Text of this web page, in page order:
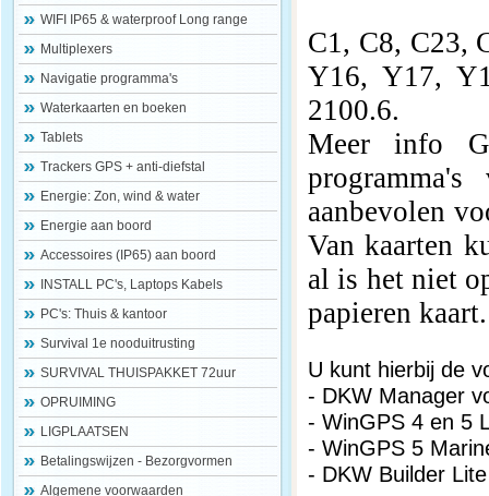
WIFI IP65 & waterproof Long range
Multiplexers
Navigatie programma's
Waterkaarten en boeken
Tablets
Trackers GPS + anti-diefstal
Energie: Zon, wind & water
Energie aan boord
Accessoires (IP65) aan boord
INSTALL PC's, Laptops Kabels
PC's: Thuis & kantoor
Survival 1e nooduitrusting
SURVIVAL THUISPAKKET 72uur
OPRUIMING
LIGPLAATSEN
Betalingswijzen - Bezorgvormen
Algemene voorwaarden
C1, C8, C23,
Y16, Y17,
2100.6.
Meer info
aanbevolen
Van kaarten
al is het niet
papieren kaart.
U kunt hierbij de
- DKW Manager
- WinGPS 4 en 5
- WinGPS 5
- DKW Builder